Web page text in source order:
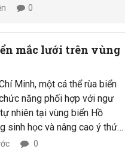
họp có đại diện Văn
0
mắc lưới trên vùng
Minh, một cá thể rùa biển
năng phối hợp với ngư
nhiên tại vùng biển Hồ
sinh học và nâng cao ý thức
các loài sinh vật biển.
0